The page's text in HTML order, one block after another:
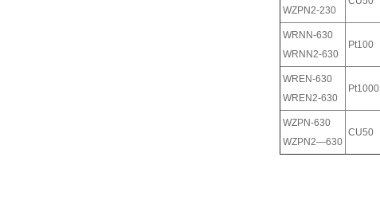
WZPN2-230
WRNN-630
WRNN2-630
Pt100
WREN-630
WREN2-630
Pt1000
WZPN-630
WZPN2—630
CU50